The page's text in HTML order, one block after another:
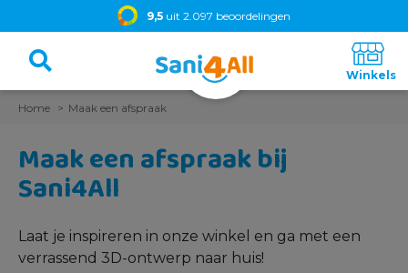
9,5 uit 2.097 beoordelingen
Home Maak een afspraak
Maak een afspraak bij
Sani4All
Laat je inspireren in onze winkel en ga met een
verrassend 3D-ontwerp naar huis!